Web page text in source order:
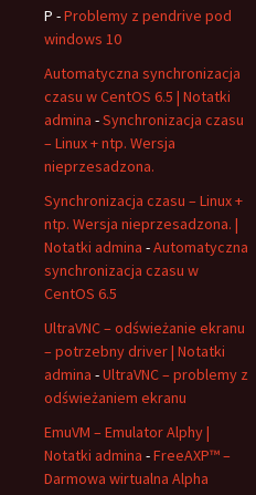
P -Problemy z pendrive pod
windows 10
Automatyczna synchronizacja
czasu w CentOS 6.5 | Notatki
admina -Synchronizacja czasu
– Linux + ntp. Wersja
nieprzesadzona.
Synchronizacja czasu – Linux +
ntp. Wersja nieprzesadzona. |
Notatki admina -Automatyczna
synchronizacja czasu w
CentOS 6.5
UltraVNC – odświeżanie ekranu
– potrzebny driver | Notatki
admina -UltraVNC – problemy z
odświeżaniem ekranu
EmuVM – Emulator Alphy |
Notatki admina -FreeAXP™ –
Darmowa wirtualna Alpha